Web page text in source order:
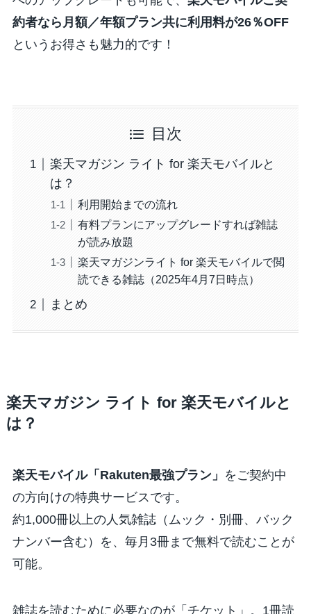
約者なら月額／年額プラン共に利用料が26％OFF
というお得さも魅力的です！
目次
楽天マガジン ライト for 楽天モバイルと
は？
利用開始までの流れ
有料プランにアップグレードすれば雑誌
が読み放題
楽天マガジンライト for 楽天モバイルで閲
読できる雑誌（2025年4月7日時点）
まとめ
楽天マガジン ライト for 楽天モバイルと
は？
楽天モバイル「Rakuten最強プラン」 をご契約中
の方向けの特典サービスです。
約1,000冊以上の人気雑誌（ムック・別冊、バック
ナンバー含む）を、毎月3冊まで無料で読むことが
可能。
雑誌を読むために必要なのが「チケット」。1冊読